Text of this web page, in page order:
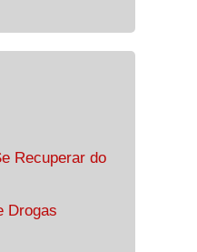
Recuperar do
Drogas